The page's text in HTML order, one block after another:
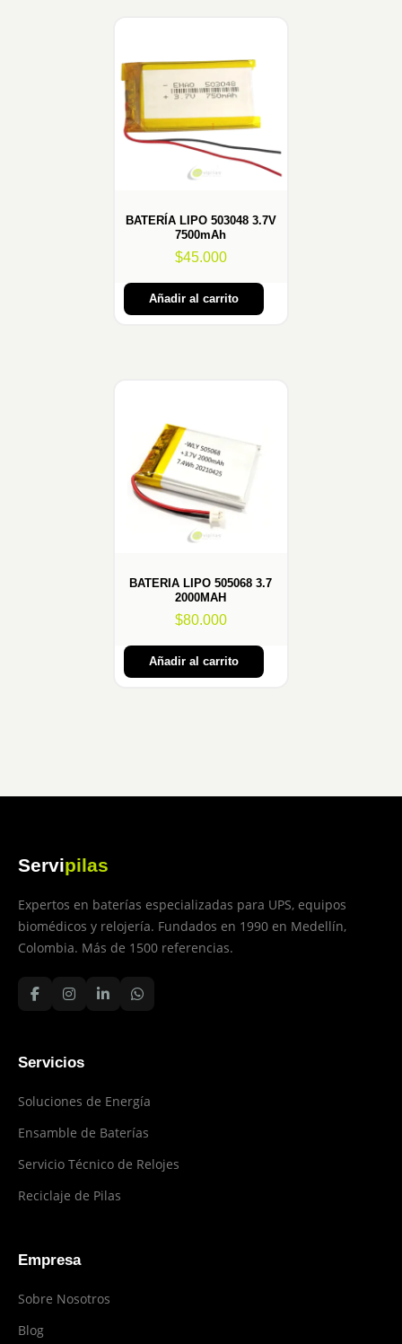
BATERÍA LIPO 503048 3.7V
7500mAh
$45.000
Añadir al carrito
BATERIA LIPO 505068 3.7
2000MAH
$80.000
Añadir al carrito
Servipilas
Expertos en baterías especializadas para UPS, equipos
biomédicos y relojería. Fundados en 1990 en Medellín,
Colombia. Más de 1500 referencias.
Servicios
Soluciones de Energía
Ensamble de Baterías
Servicio Técnico de Relojes
Reciclaje de Pilas
Empresa
Sobre Nosotros
Blog